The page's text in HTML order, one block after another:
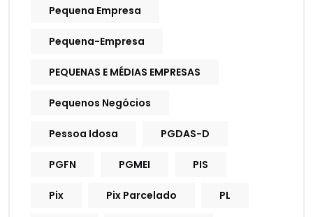
Pequena Empresa
Pequena-Empresa
PEQUENAS E MÉDIAS EMPRESAS
Pequenos Negócios
Pessoa Idosa PGDAS-D
PGFN PGMEI PIS
Pix Pix Parcelado PL